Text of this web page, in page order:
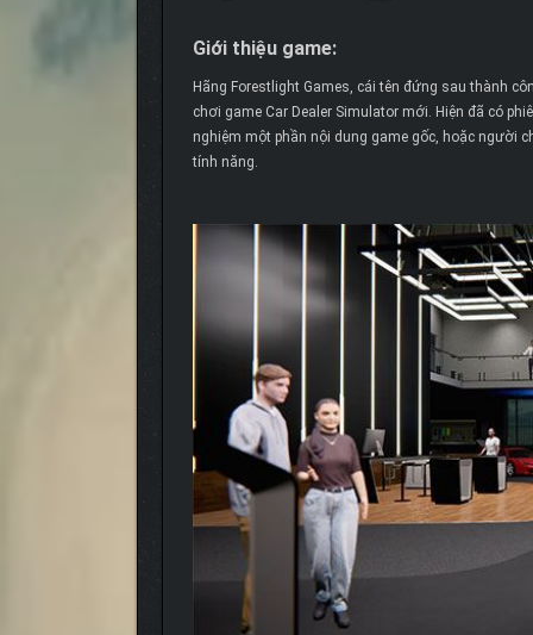
Giới thiệu game:
Hãng Forestlight Games, cái tên đứng sau thành
chơi game Car Dealer Simulator mới. Hiện đã có
nghiệm một phần nội dung game gốc, hoặc người
tính năng.